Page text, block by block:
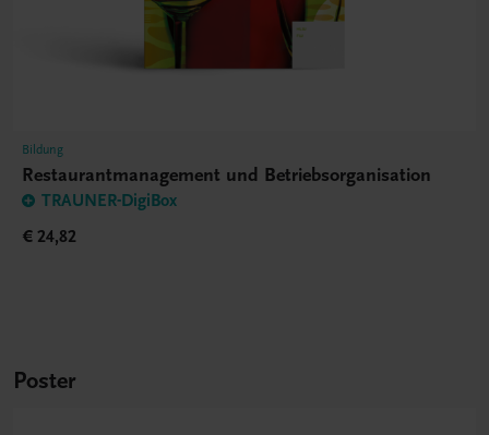
Bildung
Restaurantmanagement und Betriebsorganisation
TRAUNER-DigiBox
€ 24,82
Poster